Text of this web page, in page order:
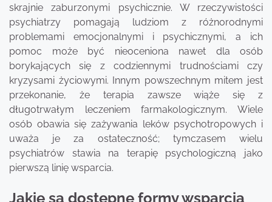
skrajnie zaburzonymi psychicznie. W rzeczywistości
psychiatrzy pomagają ludziom z różnorodnymi
problemami emocjonalnymi i psychicznymi, a ich
pomoc może być nieoceniona nawet dla osób
borykających się z codziennymi trudnościami czy
kryzysami życiowymi. Innym powszechnym mitem jest
przekonanie, że terapia zawsze wiąże się z
długotrwałym leczeniem farmakologicznym. Wiele
osób obawia się zażywania leków psychotropowych i
uważa je za ostateczność; tymczasem wielu
psychiatrów stawia na terapię psychologiczną jako
pierwszą linię wsparcia.
Jakie są dostępne formy wsparcia